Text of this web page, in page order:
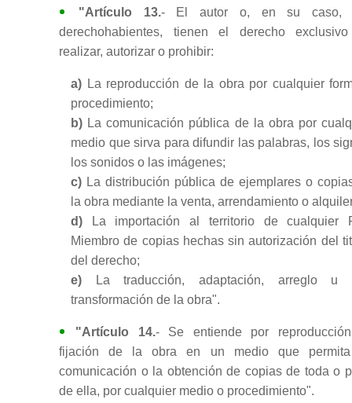
"Artículo 13.- El autor o, en su caso,
derechohabientes, tienen el derecho
realizar, autorizar o prohibir:
a) La reproducción de la obra por cualquier
procedimiento;
b) La comunicación pública de la obra por
medio que sirva para difundir las palabras, los
los sonidos o las imágenes;
c) La distribución pública de ejemplares o
la obra mediante la venta, arrendamiento o
d) La importación al territorio de cualquier
Miembro de copias hechas sin autorización del
del derecho;
e) La traducción, adaptación, arreglo u
transformación de la obra".
"Artículo 14.- Se entiende por
fijación de la obra en un medio que
comunicación o la obtención de copias de toda o
de ella, por cualquier medio o procedimiento".